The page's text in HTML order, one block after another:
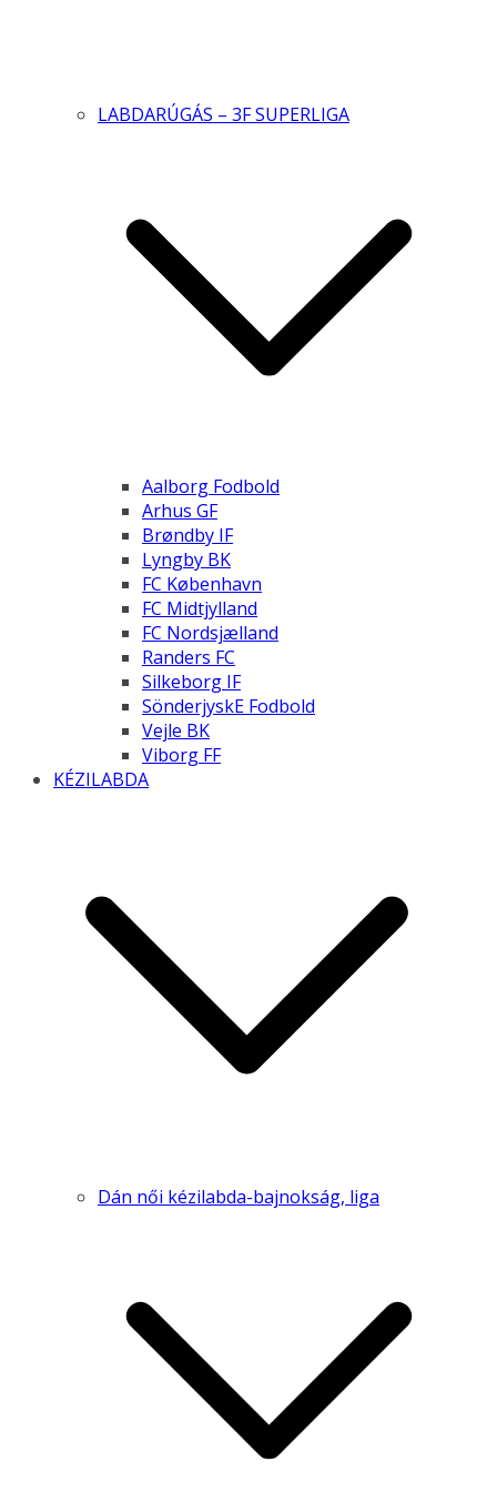
LABDARÚGÁS – 3F SUPERLIGA
Aalborg Fodbold
Arhus GF
Brøndby IF
Lyngby BK
FC København
FC Midtjylland
FC Nordsjælland
Randers FC
Silkeborg IF
SönderjyskE Fodbold
Vejle BK
Viborg FF
KÉZILABDA
Dán női kézilabda-bajnokság, liga